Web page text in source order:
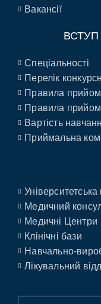
Вакансії
Спеціальності
Перелік
Правила
Правила
Вартість
Приймальна
Університетська
Медичний
Медичні Центри
Клінічні бази
Навчально-
Лікувальний